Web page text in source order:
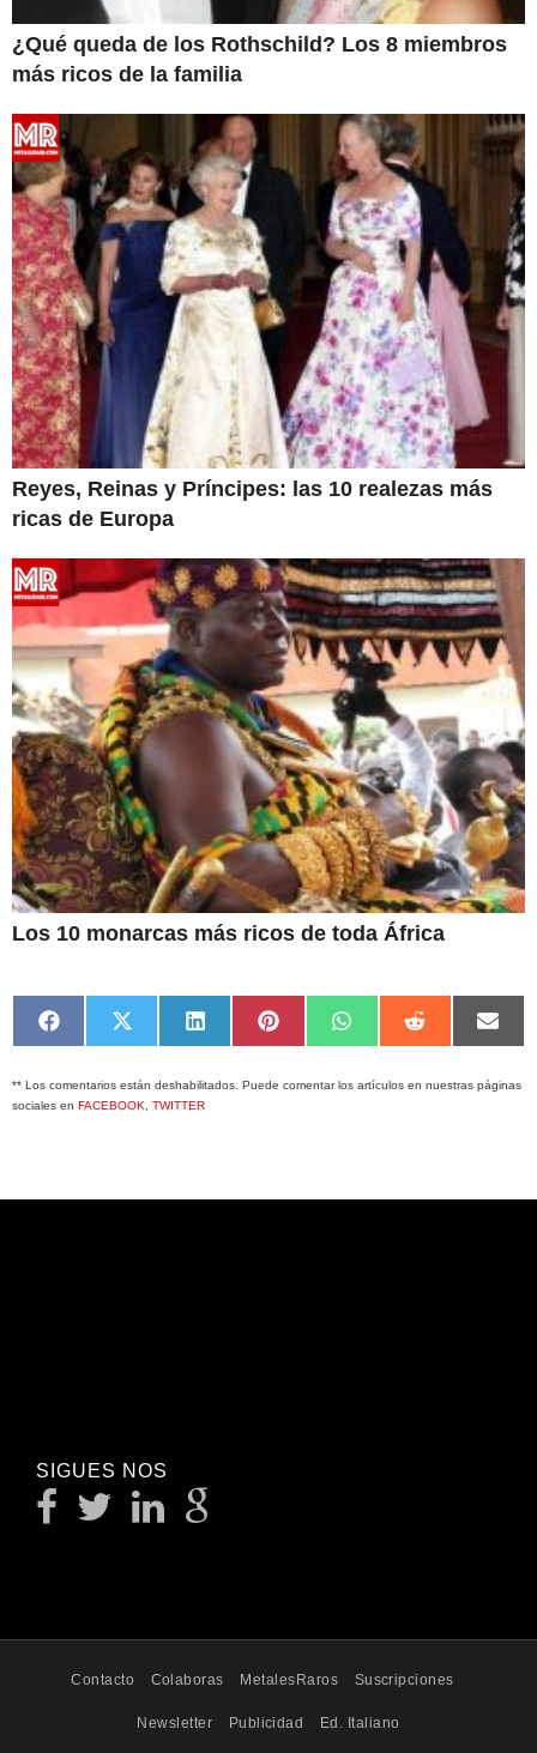
¿Qué queda de los Rothschild? Los 8 miembros
más ricos de la familia
Reyes, Reinas y Príncipes: las 10 realezas más
ricas de Europa
Los 10 monarcas más ricos de toda África
Compartir
en
Facebook
Compartir
en
X
(Twitter)
Compartir
en
LinkedIn
Compartir
en
Pinterest
Compartir
en
WhatsApp
Compartir
en
Reddit
en
** Los comentarios están deshabilitados. Puede comentar los artículos en nuestras páginas
sociales en FACEBOOK TWITTER
SIGUES NOS
Contacto Colaboras MetalesRaros Suscripciones
Newsletter Publicidad Ed. Italiano